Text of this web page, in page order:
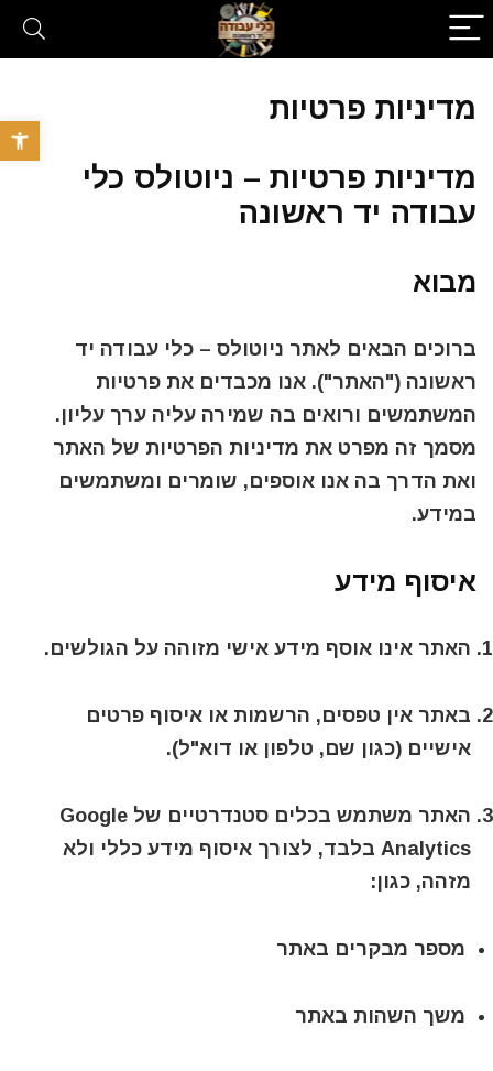
פתח
מדיניות פרטיות
מדיניות פרטיות – ניוטולס כלי
עבודה יד ראשונה
מבוא
ברוכים הבאים לאתר ניוטולס – כלי עבודה יד
ראשונה ("האתר"). אנו מכבדים את פרטיות
המשתמשים ורואים בה שמירה עליה ערך עליון.
מסמך זה מפרט את מדיניות הפרטיות של האתר
ואת הדרך בה אנו אוספים, שומרים ומשתמשים
במידע.
איסוף מידע
האתר אינו אוסף מידע אישי מזוהה על הגולשים.
באתר אין טפסים, הרשמות או איסוף פרטים
אישיים (כגון שם, טלפון או דוא"ל).
האתר משתמש בכלים סטנדרטיים של Google
Analytics בלבד, לצורך איסוף מידע כללי ולא
מזהה, כגון:
מספר מבקרים באתר
משך השהות באתר